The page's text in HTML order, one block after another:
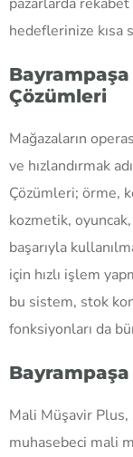
hedeflerinize kısa
Çözümleri
Mağazaların
ve hızlandırmak
Çözümleri; örme,
kozmetik,
başarıyla
için hızlı işlem
bu sistem, stok
fonksiyonları da
Mali Müşavir
muhasebeci mali